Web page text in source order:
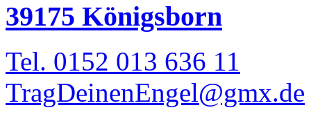
39175 Königsborn
Tel. 0152 013 636 11
TragDeinenEngel@gmx.de